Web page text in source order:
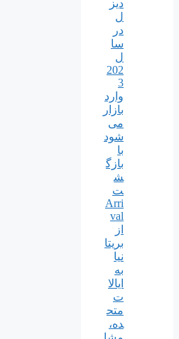
دیز
ل
در
سا
ل
202
3
وارد
بازار
می
شود
با
بازگ
ش
ت
Arri
val
از
بریتا
نیا
به
ایالا
ت
متح
ده،